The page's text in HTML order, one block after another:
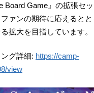
Board Game』の拡張セッ
ァンの期待に応えると
拡大を目指しています。
グ詳細: https://camp-
view